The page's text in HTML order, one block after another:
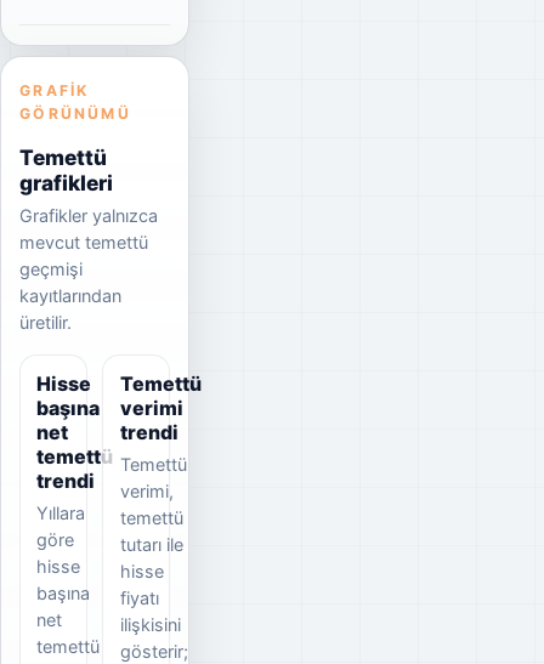
GRAFIK
GÖRÜNÜMÜ
Temettü
grafikleri
Grafikler yalnızca
mevcut temettü
geçmişi
kayıtlarından
üretilir.
Hisse
başına
net
temettü
trendi
Yıllara
göre
hisse
başına
net
temettü
Temettü
verimi
trendi
Temettü
verimi,
temettü
tutarı ile
hisse
fiyatı
ilişkisini
gösterir;